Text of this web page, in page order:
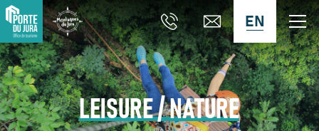
EN
LEISURE / NATURE